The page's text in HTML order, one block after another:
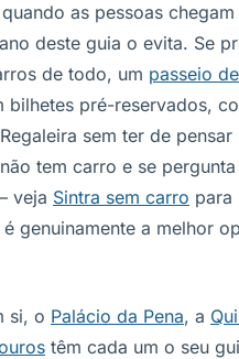
as pessoas chegam
deste guia o evita. Se
de todo, um passeio
bilhetes pré-reservados,
sem ter de pensar
tem carro e se pergunta
veja Sintra sem carro para
genuinamente a melhor
si, o Palácio da Pena, a
têm cada um o seu